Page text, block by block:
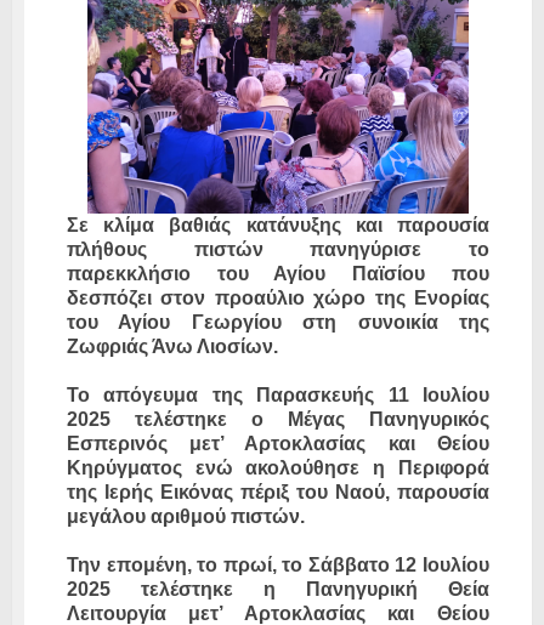
Σε κλίμα βαθιάς κατάνυξης και παρουσία
πλήθους πιστών πανηγύρισε το
παρεκκλήσιο του Αγίου Παϊσίου που
δεσπόζει στον προαύλιο χώρο της Ενορίας
του Αγίου Γεωργίου στη συνοικία της
Ζωφριάς Άνω Λιοσίων.
Το απόγευμα της Παρασκευής 11 Ιουλίου
2025 τελέστηκε ο Μέγας Πανηγυρικός
Εσπερινός μετ’ Αρτοκλασίας και Θείου
Κηρύγματος ενώ ακολούθησε η Περιφορά
της Ιερής Εικόνας πέριξ του Ναού, παρουσία
μεγάλου αριθμού πιστών.
Την επομένη, το πρωί, το Σάββατο 12 Ιουλίου
2025 τελέστηκε η Πανηγυρική Θεία
Λειτουργία μετ’ Αρτοκλασίας και Θείου